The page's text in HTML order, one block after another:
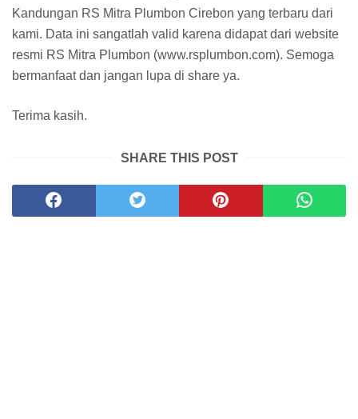
Kandungan RS Mitra Plumbon Cirebon yang terbaru dari
kami. Data ini sangatlah valid karena didapat dari website
resmi RS Mitra Plumbon (www.rsplumbon.com). Semoga
bermanfaat dan jangan lupa di share ya.
Terima kasih.
SHARE THIS POST